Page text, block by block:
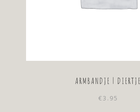
ARMBANDJE | DIERTJE
€3.95